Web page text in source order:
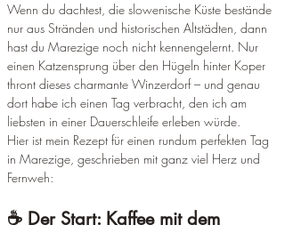
Wenn du dachtest, die slowenische Küste bestände
nur aus Stränden und historischen Altstädten, dann
hast du Marezige noch nicht kennengelernt. Nur
einen Katzensprung über den Hügeln hinter Koper
thront dieses charmante Winzerdorf – und genau
dort habe ich einen Tag verbracht, den ich am
liebsten in einer Dauerschleife erleben würde.
Hier ist mein Rezept für einen rundum perfekten Tag
in Marezige, geschrieben mit ganz viel Herz und
Fernweh:
☕ Der Start: Kaffee mit dem